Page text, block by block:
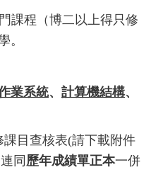
課程（博二以上得只修
。
業系統、 計算機結構、
目查核表(請下載附件
同 歷年成績單正本一併